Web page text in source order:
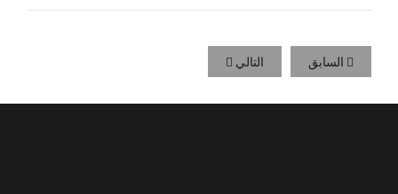
السابق التالي